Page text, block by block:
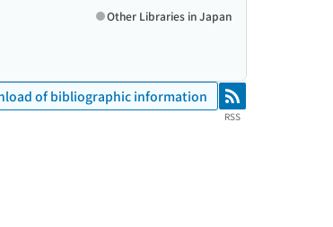
Other Libraries in Japan
of bibliographic information RSS
RSS